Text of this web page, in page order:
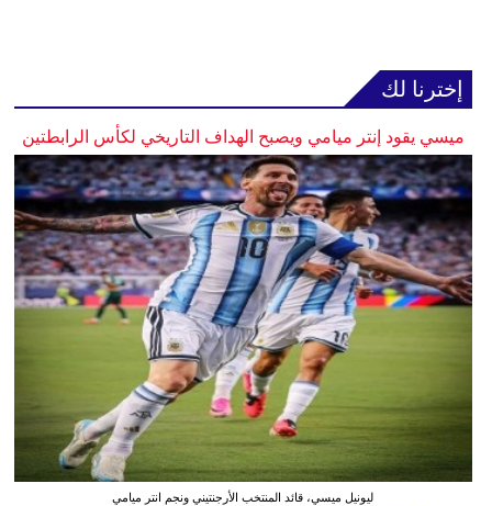
إخترنا لك
ميسي يقود إنتر ميامي ويصبح الهداف التاريخي لكأس الرابطتين
ليونيل ميسي، قائد المنتخب الأرجنتيني ونجم انتر ميامي